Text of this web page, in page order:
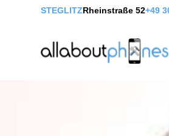
STEGLITZRheinstraße 52+49